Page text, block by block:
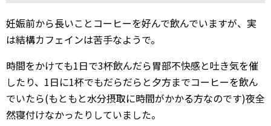
妊娠前から長いことコーヒーを好んで飲んでいますが、実
は結構カフェインは苦手なようで。
時間をかけても1日で3杯飲んだら胃部不快感と吐き気を催
したり、1日に1杯でもだらだらと夕方までコーヒーを飲ん
でいたら(もともと水分摂取に時間がかかる方なのです)夜全
然寝付けなかったりしていました。